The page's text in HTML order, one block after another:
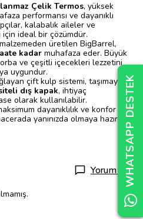
Çelik Termos, yüksek
performansı ve dayanıklı
kalabalık aileler ve
ideal bir çözümdür.
malzemeden üretilen BigBarrel,
kadar muhafaza eder. Büyük
ve çeşitli içecekleri lezzetini
uygundur.
çift kulp sistemi, taşımayı
dış kapak, ihtiyaç
olarak kullanılabilir.
dayanıklılık ve konfor
yanınızda olmaya hazırdır.
Yorum Yap
WHATSAPP DESTEK
WHATSAPP DESTEK
WHATSAPP DESTEK